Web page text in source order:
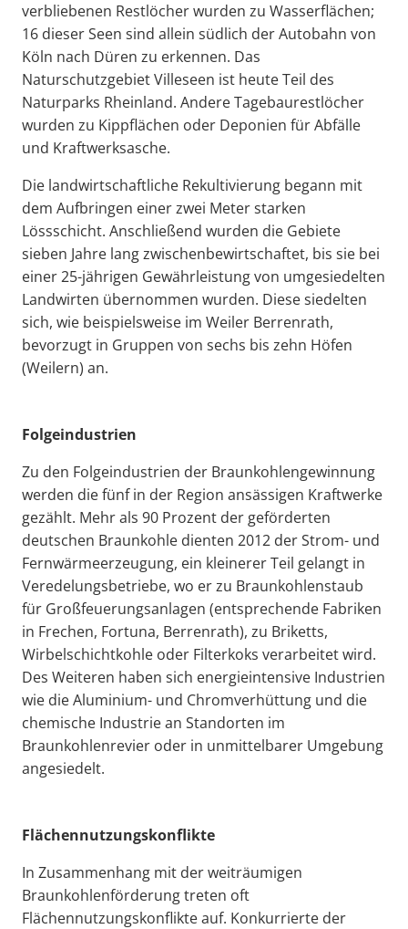
verbliebenen Restlöcher wurden zu Wasserflächen;
16 dieser Seen sind allein südlich der Autobahn von
Köln nach Düren zu erkennen. Das
Naturschutzgebiet Villeseen ist heute Teil des
Naturparks Rheinland. Andere Tagebaurestlöcher
wurden zu Kippflächen oder Deponien für Abfälle
und Kraftwerksasche.
Die landwirtschaftliche Rekultivierung begann mit
dem Aufbringen einer zwei Meter starken
Lössschicht. Anschließend wurden die Gebiete
sieben Jahre lang zwischenbewirtschaftet, bis sie bei
einer 25-jährigen Gewährleistung von umgesiedelten
Landwirten übernommen wurden. Diese siedelten
sich, wie beispielsweise im Weiler Berrenrath,
bevorzugt in Gruppen von sechs bis zehn Höfen
(Weilern) an.
Folgeindustrien
Zu den Folgeindustrien der Braunkohlengewinnung
werden die fünf in der Region ansässigen Kraftwerke
gezählt. Mehr als 90 Prozent der geförderten
deutschen Braunkohle dienten 2012 der Strom- und
Fernwärmeerzeugung, ein kleinerer Teil gelangt in
Veredelungsbetriebe, wo er zu Braunkohlenstaub
für Großfeuerungsanlagen (entsprechende Fabriken
in Frechen, Fortuna, Berrenrath), zu Briketts,
Wirbelschichtkohle oder Filterkoks verarbeitet wird.
Des Weiteren haben sich energieintensive Industrien
wie die Aluminium- und Chromverhüttung und die
chemische Industrie an Standorten im
Braunkohlenrevier oder in unmittelbarer Umgebung
angesiedelt.
Flächennutzungskonflikte
In Zusammenhang mit der weiträumigen
Braunkohlenförderung treten oft
Flächennutzungskonflikte auf. Konkurrierte der